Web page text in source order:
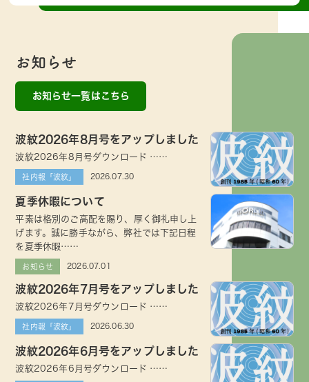
お知らせ
お知らせ一覧はこちら
波紋2026年8月号をアップしました
波紋2026年8月号ダウンロード ……
社内報「波紋」 2026.07.30
夏季休暇について
平素は格別のご高配を賜り、厚く御礼申し上
げます。誠に勝手ながら、弊社では下記日程
を夏季休暇……
お知らせ 2026.07.01
波紋2026年7月号をアップしました
波紋2026年7月号ダウンロード ……
社内報「波紋」 2026.06.30
波紋2026年6月号をアップしました
波紋2026年6月号ダウンロード ……